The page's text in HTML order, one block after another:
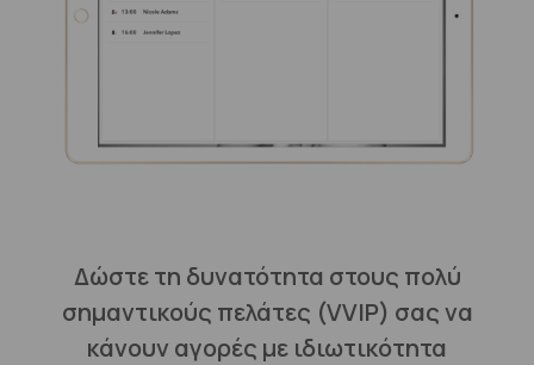
Δώστε τη δυνατότητα στους πολύ
σημαντικούς πελάτες (VVIP) σας να
κάνουν αγορές με ιδιωτικότητα